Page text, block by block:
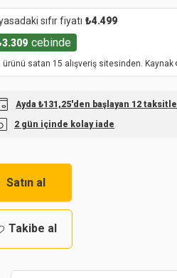
sıfır fiyatı ₺4.499
3.309 cebinde
ürünü satan 15 alışveriş sitesinden. Kaynak
Ayda ₺131,25'den başlayan 12 taksitle
2 gün içinde kolay iade
Satın al
Takibe al